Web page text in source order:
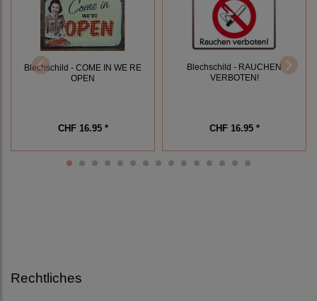
Blechschild - COME IN WE RE
OPEN
CHF 16.95 *
Blechschild - RAUCHEN
VERBOTEN!
CHF 16.95 *
Rechtliches